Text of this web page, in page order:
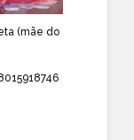
(mãe do